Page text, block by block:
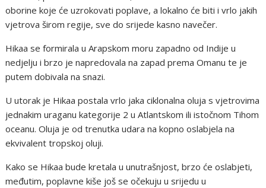
oborine koje će uzrokovati poplave, a lokalno će biti i vrlo jakih
vjetrova širom regije, sve do srijede kasno navečer.
Hikaa se formirala u Arapskom moru zapadno od Indije u
nedjelju i brzo je napredovala na zapad prema Omanu te je
putem dobivala na snazi.
U utorak je Hikaa postala vrlo jaka ciklonalna oluja s vjetrovima
jednakim uraganu kategorije 2 u Atlantskom ili istočnom Tihom
oceanu. Oluja je od trenutka udara na kopno oslabjela na
ekvivalent tropskoj oluji.
Kako se Hikaa bude kretala u unutrašnjost, brzo će oslabjeti,
međutim, poplavne kiše još se očekuju u srijedu u